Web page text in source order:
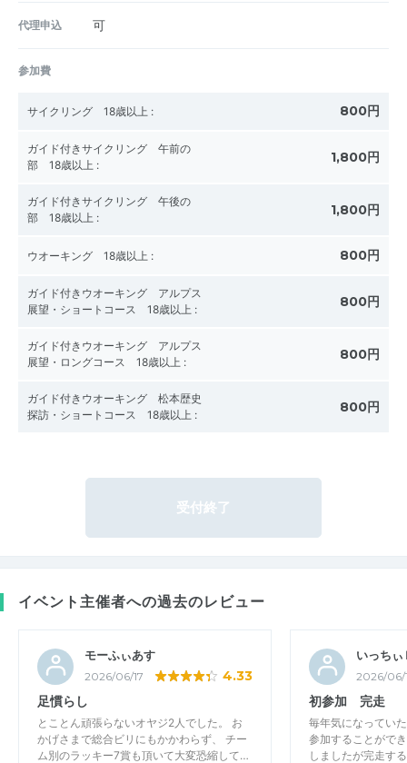
代理申込 可
参加費
サイクリング 18歳以上 : 800円
ガイド付きサイクリング 午前の
部 18歳以上 : 1,800円
ガイド付きサイクリング 午後の
部 18歳以上 : 1,800円
ウオーキング 18歳以上 : 800円
ガイド付きウオーキング アルプス
展望・ショートコース 18歳以上 : 800円
ガイド付きウオーキング アルプス
展望・ロングコース 18歳以上 : 800円
ガイド付きウオーキング 松本歴史
探訪・ショートコース 18歳以上 : 800円
受付終了
イベント主催者への過去のレビュー
モーふぃあす
2026/06/17 4.33
足慣らし
とことん頑張らないオヤジ2人でした。 お
かげさまで総合ビリにもかかわらず、 チー
ム別のラッキー7賞も頂いて大変恐縮して…
いっちぃ
2026/06/
初参加 完走
毎年気になってい
参加することがで
しましたが完走す